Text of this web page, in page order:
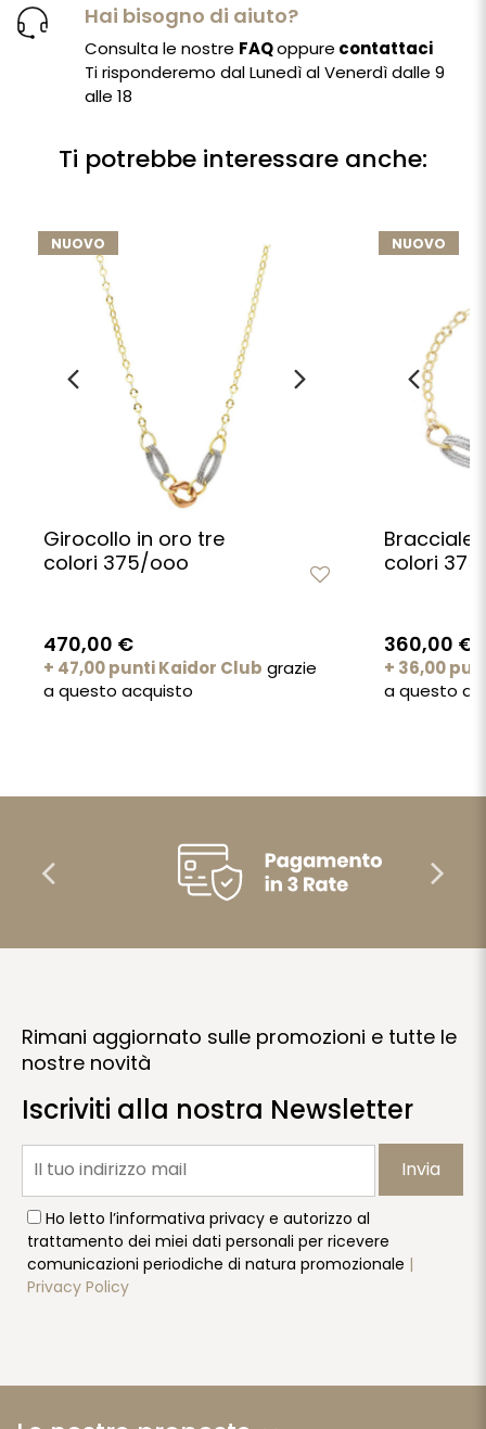
Hai bisogno di aiuto?
Consulta le nostre FAQoppure contattaci
Ti risponderemo dal Lunedì al Venerdì dalle 9
alle 18
Ti potrebbe interessare anche:
NUOVO
Girocollo in oro tre
colori 375/ooo
470,00 €
+ 47,00 punti Kaidor Club grazie
a questo acquisto
NUOVO
Bracciale
colori
360,00 €
+ 36,00
a questo
Rimani aggiornato sulle promozioni e tutte le
nostre novità
Iscriviti alla nostra Newsletter
Invia
Ho letto l’informativa privacy e autorizzo al
trattamento dei miei dati personali per ricevere
comunicazioni periodiche di natura promozionale |
Privacy Policy